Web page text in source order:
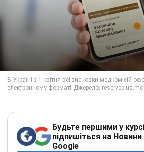
Будьте першими у
підпишіться на Новини
Google